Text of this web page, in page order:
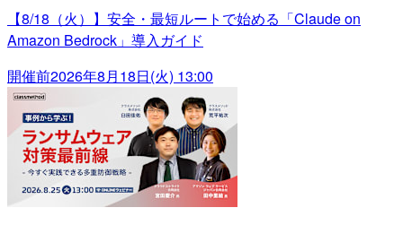
【8/18（火）】安全・最短ルートで始める「Claude on
Amazon Bedrock」導入ガイド
開催前2026年8月18日(火) 13:00